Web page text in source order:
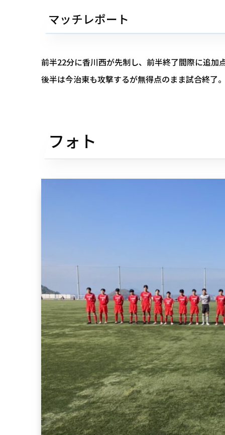
マッチレポート
前半22分に香川西が先制し、前半終了間際に追加
後半は今治東も攻撃するが無得点のまま試合終了
フォト